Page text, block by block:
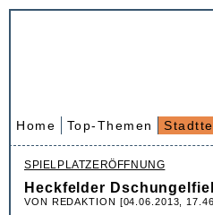
Home Top-Themen
SPIELPLATZERÖFFNUNG
Heckfelder
VON REDAKTION [04.06.2013,